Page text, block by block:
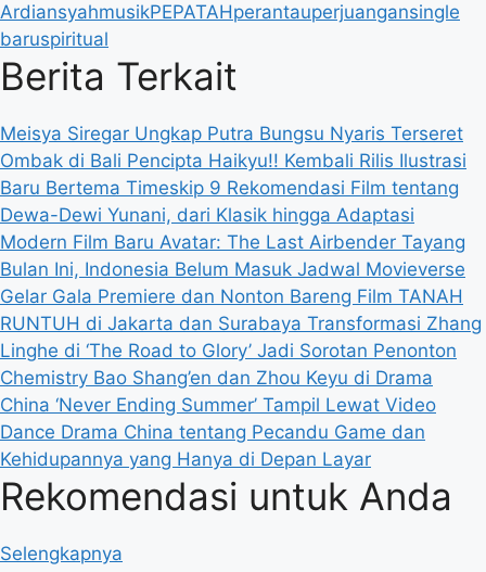
ArdiansyahmusikPEPATAHperantauperjuangansingle
baruspiritual
Berita Terkait
Meisya Siregar Ungkap Putra Bungsu Nyaris Terseret
Ombak di Bali Pencipta Haikyu!! Kembali Rilis Ilustrasi
Baru Bertema Timeskip 9 Rekomendasi Film tentang
Dewa-Dewi Yunani, dari Klasik hingga Adaptasi
Modern Film Baru Avatar: The Last Airbender Tayang
Bulan Ini, Indonesia Belum Masuk Jadwal Movieverse
Gelar Gala Premiere dan Nonton Bareng Film TANAH
RUNTUH di Jakarta dan Surabaya Transformasi Zhang
Linghe di ‘The Road to Glory’ Jadi Sorotan Penonton
Chemistry Bao Shang’en dan Zhou Keyu di Drama
China ‘Never Ending Summer’ Tampil Lewat Video
Dance Drama China tentang Pecandu Game dan
Kehidupannya yang Hanya di Depan Layar
Rekomendasi untuk Anda
Selengkapnya